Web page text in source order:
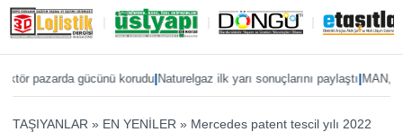
pazarda gücünü korudu|Naturelgaz ilk yarı sonuçlarını paylaştı|MAN, IAA
TAŞIYANLAR » EN YENİLER » Mercedes patent tescil yılı 2022